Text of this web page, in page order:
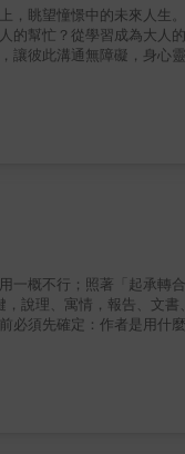
眺望憧憬中的未來人生
的幫忙？從學習成為大人
彼此溝通無障礙，身心
一概不行；照著「起承
，說理、寓情，報告、文
須先確定：作者是用什
有助於全面性地審視、
出來給自己聽Tip4：文章